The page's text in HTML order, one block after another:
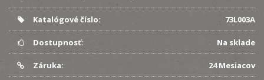
Katalógové číslo: 73L003A
Dostupnosť: Na sklade
Záruka: 24 Mesiacov